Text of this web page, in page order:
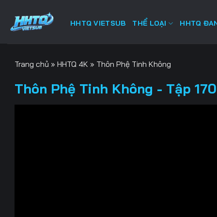
HHTQ VIETSUB THỂ LOẠI HHTQ
Trang chủ » HHTQ 4K » Thôn Phệ Tinh Không
Thôn Phệ Tinh Không - Tập